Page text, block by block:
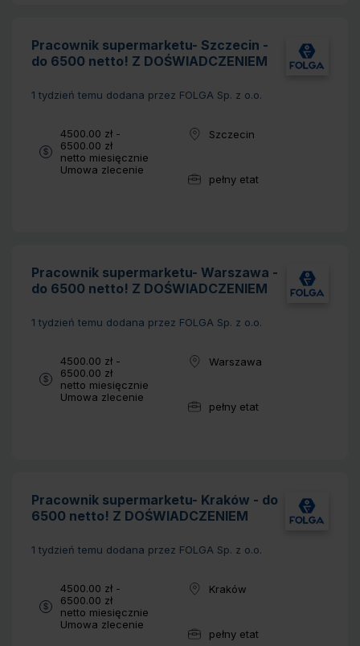
Pracownik supermarketu- Szczecin -
do 6500 netto! Z DOŚWIADCZENIEM
1 tydzień temu dodana przez FOLGA Sp. z o.o.
Wynagrodzenie:
4500.00 zł -
6500.00 zł
netto miesięcznie
Typ umowy:
Umowa zlecenie
Lokalizacja:
Szczecin
Wymiar pracy:
pełny etat
Pracownik supermarketu- Warszawa -
do 6500 netto! Z DOŚWIADCZENIEM
1 tydzień temu dodana przez FOLGA Sp. z o.o.
Wynagrodzenie:
4500.00 zł -
6500.00 zł
netto miesięcznie
Typ umowy:
Umowa zlecenie
Lokalizacja:
Warszawa
Wymiar pracy:
pełny etat
Pracownik supermarketu- Kraków - do
6500 netto! Z DOŚWIADCZENIEM
1 tydzień temu dodana przez FOLGA Sp. z o.o.
Wynagrodzenie:
4500.00 zł -
6500.00 zł
netto miesięcznie
Typ umowy:
Umowa zlecenie
Lokalizacja:
Kraków
Wymiar pracy:
pełny etat